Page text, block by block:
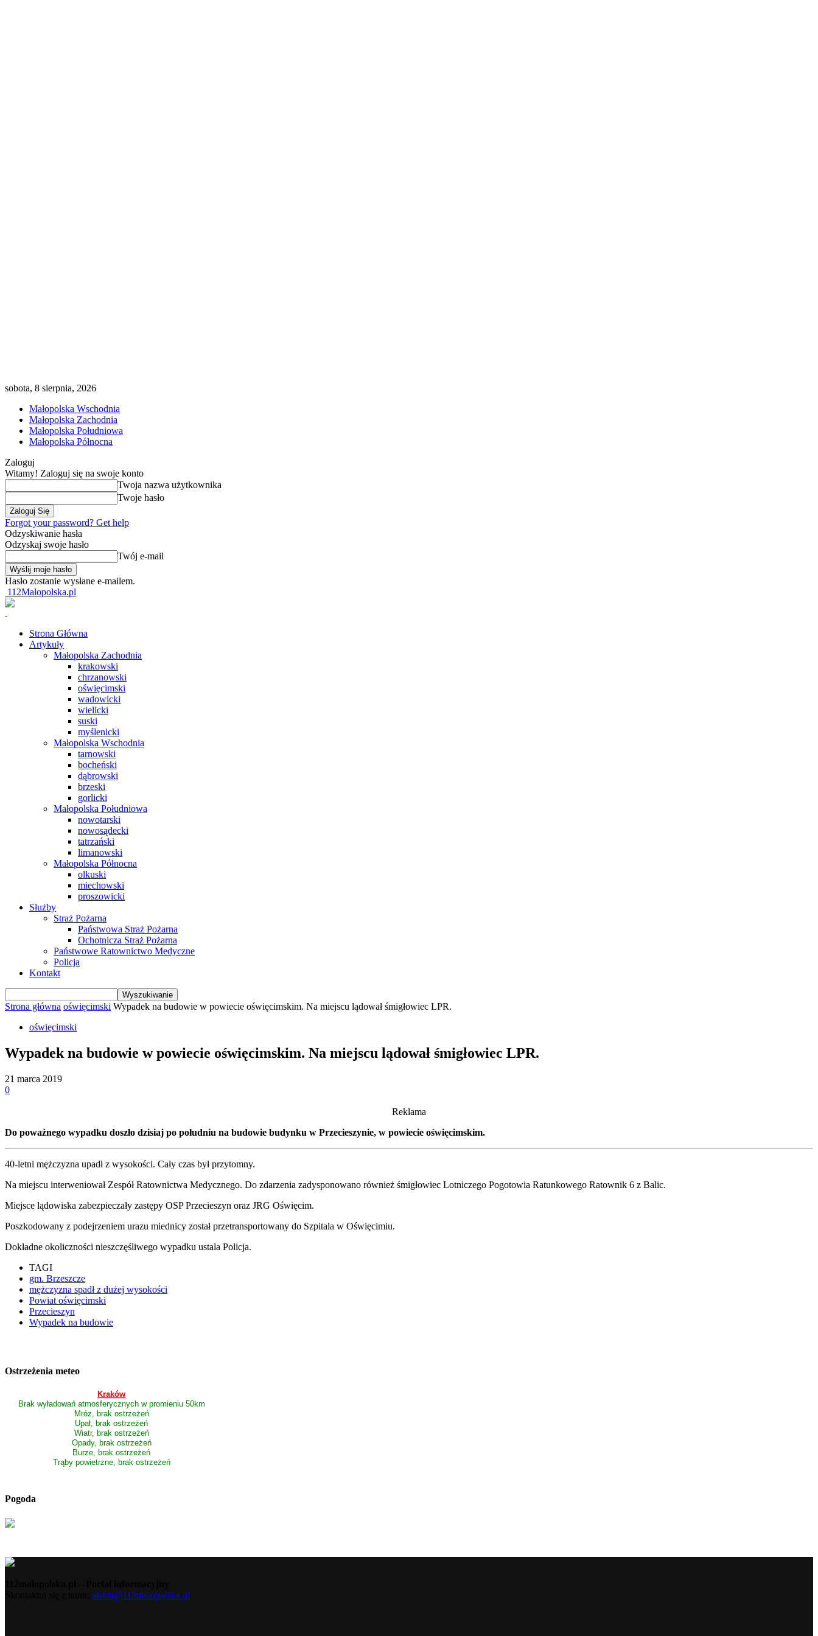
sobota, 8 sierpnia, 2026
Małopolska Wschodnia
Małopolska Zachodnia
Małopolska Południowa
Małopolska Północna
Zaloguj
Witamy! Zaloguj się na swoje konto
Twoja nazwa użytkownika
Twoje hasło
Forgot your password? Get help
Odzyskiwanie hasła
Odzyskaj swoje hasło
Twój e-mail
Hasło zostanie wysłane e-mailem.
112Malopolska.pl
Strona Główna
Artykuły
Małopolska Zachodnia
krakowski
chrzanowski
oświęcimski
wadowicki
wielicki
suski
myślenicki
Małopolska Wschodnia
tarnowski
bocheński
dąbrowski
brzeski
gorlicki
Małopolska Południowa
nowotarski
nowosądecki
tatrzański
limanowski
Małopolska Północna
olkuski
miechowski
proszowicki
Służby
Straż Pożarna
Państwowa Straż Pożarna
Ochotnicza Straż Pożarna
Państwowe Ratownictwo Medyczne
Policja
Kontakt
Strona główna oświęcimski Wypadek na budowie w powiecie oświęcimskim. Na miejscu lądował śmigłowiec LPR.
oświęcimski
Wypadek na budowie w powiecie oświęcimskim. Na miejscu lądował śmigłowiec LPR.
21 marca 2019
0
Reklama
Do poważnego wypadku doszło dzisiaj po południu na budowie budynku w Przecieszynie, w powiecie oświęcimskim.
40-letni mężczyzna upadł z wysokości. Cały czas był przytomny.
Na miejscu interweniował Zespół Ratownictwa Medycznego. Do zdarzenia zadysponowano również śmigłowiec Lotniczego Pogotowia Ratunkowego Ratownik 6 z Balic.
Miejsce lądowiska zabezpieczały zastępy OSP Przecieszyn oraz JRG Oświęcim.
Poszkodowany z podejrzeniem urazu miednicy został przetransportowany do Szpitala w Oświęcimiu.
Dokładne okoliczności nieszczęśliwego wypadku ustala Policja.
TAGI
gm. Brzeszcze
mężczyzna spadł z dużej wysokości
Powiat oświęcimski
Przecieszyn
Wypadek na budowie
Ostrzeżenia meteo
Kraków
Brak wyładowań atmosferycznych w promieniu 50km
Mróz, brak ostrzeżeń
Upał, brak ostrzeżeń
Wiatr, brak ostrzeżeń
Opady, brak ostrzeżeń
Burze, brak ostrzeżeń
Trąby powietrzne, brak ostrzeżeń
Pogoda
alarm@112malopolska.pl